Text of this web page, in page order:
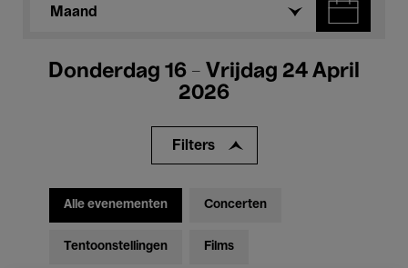
Maand
Donderdag 16 - Vrijdag 24 April
2026
Filters
Alle evenementen Concerten
Tentoonstellingen Films